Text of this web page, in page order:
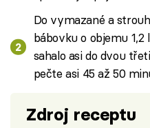
Do vymazané a
bábovku o objemu
sahalo asi do dvou
pečte asi 45 až 50
Zdroj receptu